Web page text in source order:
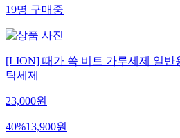
19명구매중
[LION] 때가 쏙 비트 가루세제 일반
탁세제
23,000원
40%13,900원